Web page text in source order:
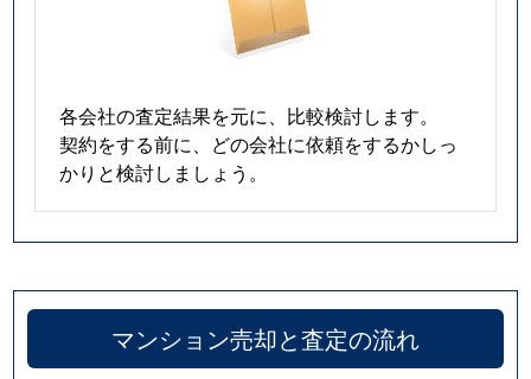
各会社の査定結果を元に、比較検討します。
契約をする前に、どの会社に依頼をするかしっ
かりと検討しましょう。
マンション売却と査定の流れ